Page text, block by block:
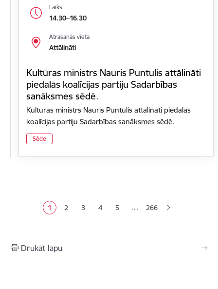
Laiks
14.30–16.30
Atrašanās vieta
Attālināti
Kultūras ministrs Nauris Puntulis attālināti
piedalās koalīcijas partiju Sadarbības
sanāksmes sēdē.
Kultūras ministrs Nauris Puntulis attālināti piedalās
koalīcijas partiju Sadarbības sanāksmes sēdē.
Sēde
Pašreizējā lapa
1 Lapa
2 Lapa
3 Lapa
4 Lapa
5 … 266
Drukāt lapu